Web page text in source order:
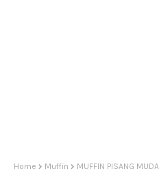
Home Muffin MUFFIN PISANG